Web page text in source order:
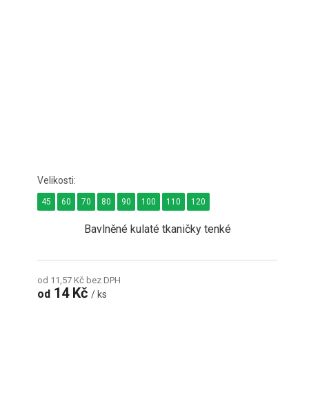
Bavlněné kulaté tkaničky tenké
od 11,57 Kč bez DPH
od 14 Kč/ ks
45 60 70 80 90 100 110 120